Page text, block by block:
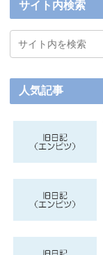
サイト内検索
人気記事